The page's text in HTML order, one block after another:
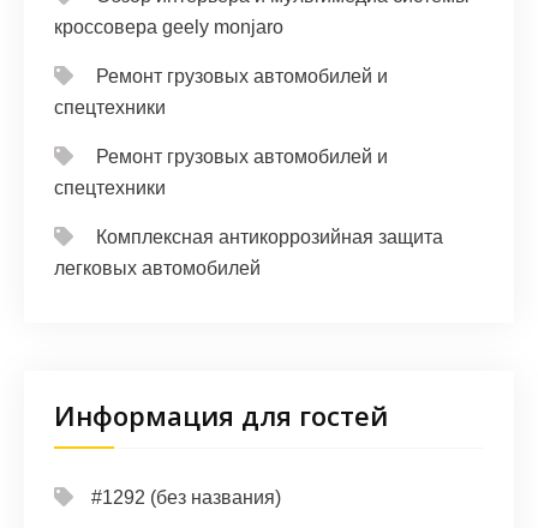
кроссовера geely monjaro
Ремонт грузовых автомобилей и
спецтехники
Ремонт грузовых автомобилей и
спецтехники
Комплексная антикоррозийная защита
легковых автомобилей
Информация для гостей
#1292 (без названия)